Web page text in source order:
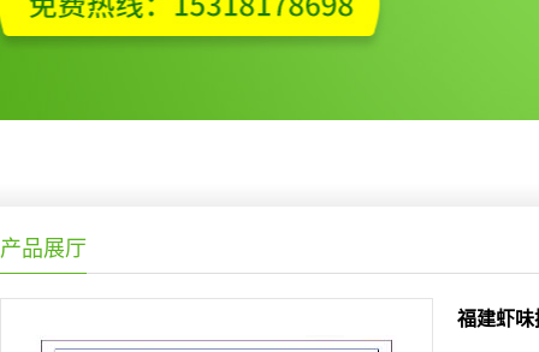
产品展厅
福建虾味